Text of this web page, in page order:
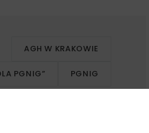
AGH W KRAKOWIE
PGNIG” PGNIG